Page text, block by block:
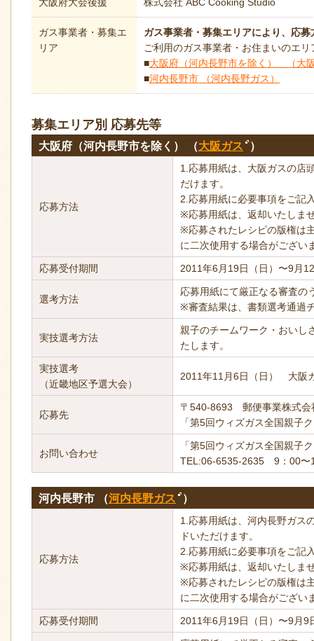
ガス事業者・募集エ
リア
ガス事業者・募集エリアにより、応
ご利用のガス事業者・お住まいのエ
■大阪府（河内長野市を除く） （大
■河内長野市 （河内長野ガス）
募集エリア別 応募先等
大阪府（河内長野市を除く） （大阪ガス ）
応募方法
1.応募用紙は、大阪ガスの店
だけます。
2.応募用紙に必要事項をご記
※応募用紙は、返却いたしま
※応募されたレシピの版権は
に二次使用する場合がござい
応募受付期間 2011年6月19日（日）〜9月
選考方法
応募用紙にて厳正なる審査の
※審査結果は、書類選考通過
実技選考方法
親子のチームワーク・おいし
たします。
実技選考
（近畿地区予選大会）
2011年11月6日（日） 大阪
応募先
〒540-8693 郵便事業株式会
「第5回ウィズガス全国親子
お問い合わせ
「第5回ウィズガス全国親子
TEL:06-6535-2635 9：00〜
河内長野市 （河内長野ガス ）
応募方法
1.応募用紙は、河内長野ガス
ドいただけます。
2.応募用紙に必要事項をご記
※応募用紙は、返却いたしま
※応募されたレシピの版権は
に二次使用する場合がござい
応募受付期間 2011年6月19日（日）〜9月